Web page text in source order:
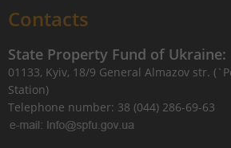
Contacts
State Property Fund of Ukraine:
01133, Kyiv, 18/9 General Almazov str.
Station)
Telephone number: 38 (044) 286-69-63